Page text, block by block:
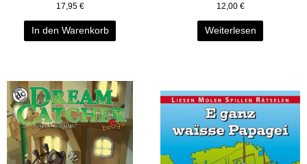
17,95 €
In den Warenkorb
12,00 €
Weiterlesen